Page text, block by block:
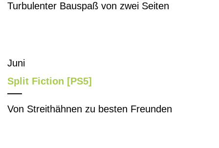
Turbulenter Bauspaß von zwei Seiten
Juni
Split Fiction [PS5]
Von Streithähnen zu besten Freunden